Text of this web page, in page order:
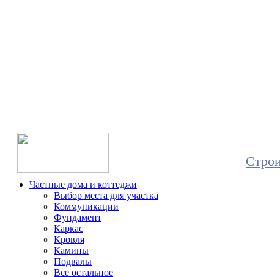
Частные дома и коттеджи
Выбор места для участка
Коммуникации
Фундамент
Каркас
Кровля
Камины
Подвалы
Все остальное